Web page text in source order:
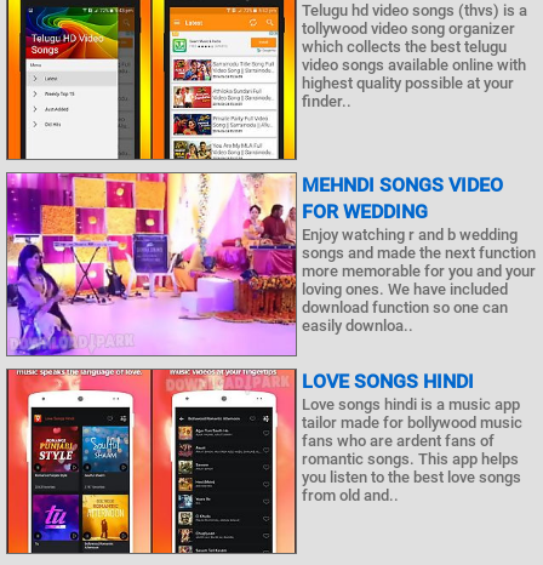
Telugu hd video songs (thvs) is a
tollywood video song organizer
which collects the best telugu
video songs available online with
highest quality possible at your
finder..
MEHNDI SONGS VIDEO
FOR WEDDING
Enjoy watching r and b wedding
songs and made the next function
more memorable for you and your
loving ones. We have included
download function so one can
easily downloa..
LOVE SONGS HINDI
Love songs hindi is a music app
tailor made for bollywood music
fans who are ardent fans of
romantic songs. This app helps
you listen to the best love songs
from old and..